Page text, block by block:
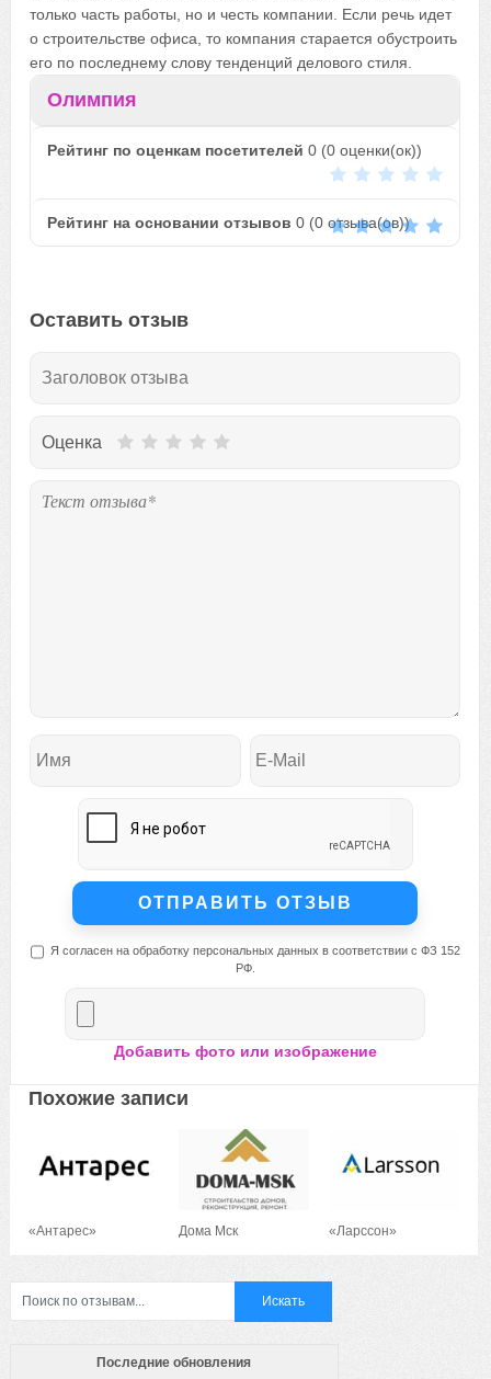
только часть работы, но и честь компании. Если речь идет
о строительстве офиса, то компания старается обустроить
его по последнему слову тенденций делового стиля.
Олимпия
Рейтинг по оценкам посетителей 0 (0 оценки(ок))
Рейтинг на основании отзывов 0 (0 отзыва(ов))
Оставить отзыв
Оценка
Я согласен на обработку персональных данных в соответствии с ФЗ 152
РФ.
Добавить фото или изображение
Похожие записи
«Антарес» Дома Мск «Ларссон»
Последние обновления